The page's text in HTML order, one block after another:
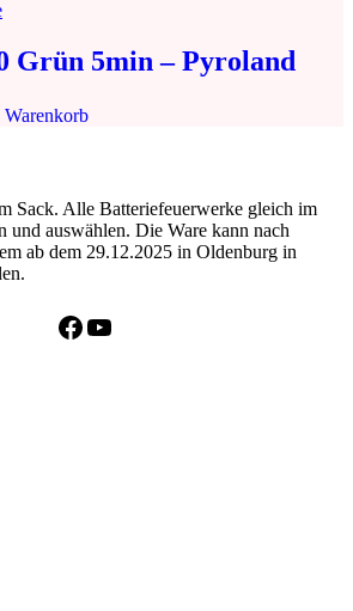
Grün 5min – Pyroland
Warenkorb
Sack. Alle Batteriefeuerwerke gleich im
und auswählen. Die Ware kann nach
ab dem 29.12.2025 in Oldenburg in
Facebook
YouTube